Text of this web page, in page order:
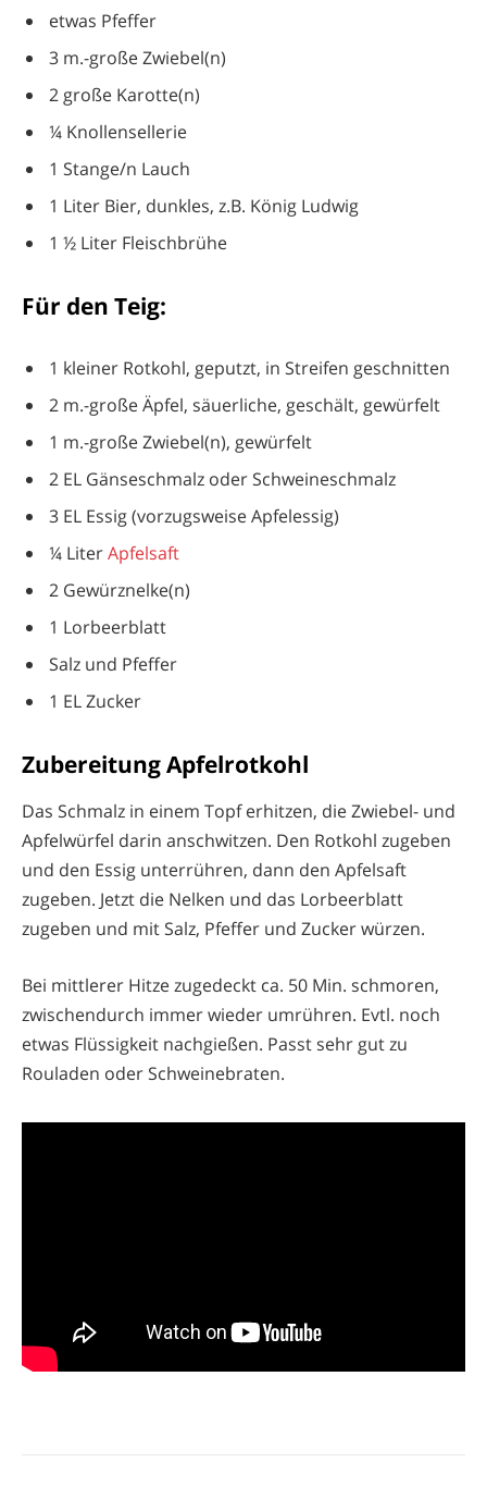
etwas Pfeffer
3 m.-große Zwiebel(n)
2 große Karotte(n)
¼ Knollensellerie
1 Stange/n Lauch
1 Liter Bier, dunkles, z.B. König Ludwig
1 ½ Liter Fleischbrühe
Für den Teig:
1 kleiner Rotkohl, geputzt, in Streifen geschnitten
2 m.-große Äpfel, säuerliche, geschält, gewürfelt
1 m.-große Zwiebel(n), gewürfelt
2 EL Gänseschmalz oder Schweineschmalz
3 EL Essig (vorzugsweise Apfelessig)
¼ LiterApfelsaft
2 Gewürznelke(n)
1 Lorbeerblatt
Salz und Pfeffer
1 EL Zucker
Zubereitung Apfelrotkohl
Das Schmalz in einem Topf erhitzen, die Zwiebel- und
Apfelwürfel darin anschwitzen. Den Rotkohl zugeben
und den Essig unterrühren, dann den Apfelsaft
zugeben. Jetzt die Nelken und das Lorbeerblatt
zugeben und mit Salz, Pfeffer und Zucker würzen.
Bei mittlerer Hitze zugedeckt ca. 50 Min. schmoren,
zwischendurch immer wieder umrühren. Evtl. noch
etwas Flüssigkeit nachgießen. Passt sehr gut zu
Rouladen oder Schweinebraten.